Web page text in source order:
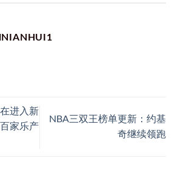
进入新
家乐产
NBA三双王榜单更新：约基
奇继续领跑